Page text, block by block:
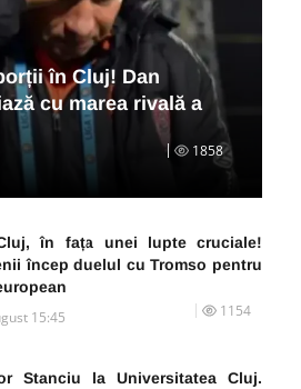
în Cluj! Dan
cu marea rivală a
1858
în fața unei lupte cruciale!
încep duelul cu Tromso pentru
15:45 1154
Stanciu la Universitatea Cluj.